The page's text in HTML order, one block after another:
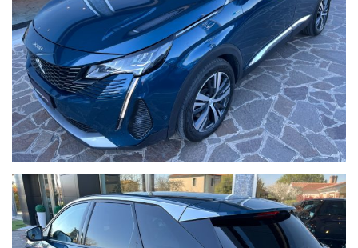
- LANE ASSIST,
- RADIO DAB + BT AUDIO + USB,
- COMPUTER DI BORDO,
- VIVAVOCE BLUETOOTH,
- BRACCIOLO,
- RETROVISORI RIPIEGABILI,
- SPECCHIETTI ED ALZACRISTALLI ELETTRICI,
- CHIUSURA CENTRALIZZATA CON TELECOMANDO,
- VETRI PRIVACY,
- SEDILI SPORTI IN PELLE E TESSUTO,
- ASSISTENTI ALLA GUIDA.
PREZZO ESCLUSO DEL TRASFERIMENTO DI PROPRIETA' A CARICO
DELL'ACQUIRENTE.